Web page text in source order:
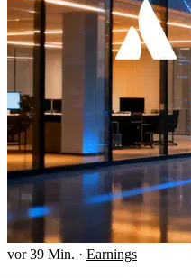
vor 39 Min. · Earnings